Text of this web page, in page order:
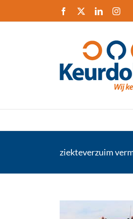
inhoud
Facebook LinkedIn
ziekteverzuim